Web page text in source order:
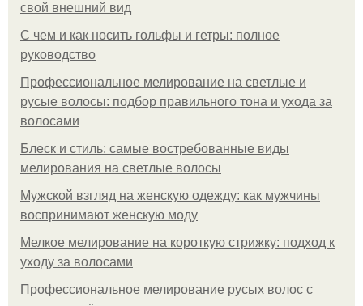
свой внешний вид
С чем и как носить гольфы и гетры: полное
руководство
Профессиональное мелирование на светлые и
русые волосы: подбор правильного тона и ухода за
волосами
Блеск и стиль: самые востребованные виды
мелирования на светлые волосы
Мужской взгляд на женскую одежду: как мужчины
воспринимают женскую моду
Мелкое мелирование на короткую стрижку: подход к
уходу за волосами
Профессиональное мелирование русых волос с